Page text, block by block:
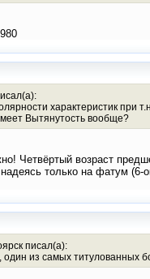
характеристик
Вытянутость вообще?
Четвёртый возраст
только на фатум
писал(а):
из самых титулованных